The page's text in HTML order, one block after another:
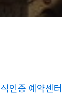
인증 예약센터